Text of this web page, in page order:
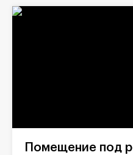
Помещение под